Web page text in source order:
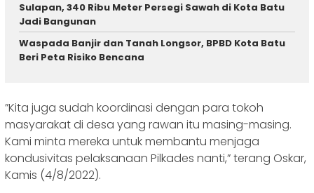
Sulapan, 340 Ribu Meter Persegi Sawah di Kota Batu
Jadi Bangunan
Waspada Banjir dan Tanah Longsor, BPBD Kota Batu
Beri Peta Risiko Bencana
”Kita juga sudah koordinasi dengan para tokoh
masyarakat di desa yang rawan itu masing-masing.
Kami minta mereka untuk membantu menjaga
kondusivitas pelaksanaan Pilkades nanti,” terang Oskar,
Kamis (4/8/2022).